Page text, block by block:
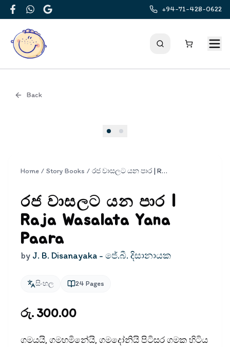
FacebookWhatsApp
Google
+94-71-428-0622
Back
Home / Story Books / රජ වාසලට යන පාර | Raja Wasalata Yana Paara
රජ වාසලට යන පාර |
Raja Wasalata Yana
Paara
by J. B. Disanayaka - ජේ.බී. දිසානායක
සිංහල 24 Pages
රු. 300.00
ගමයයි, ගමහමිනේයි, ගමදෝනියි පිටිසර ගමක හිටිය